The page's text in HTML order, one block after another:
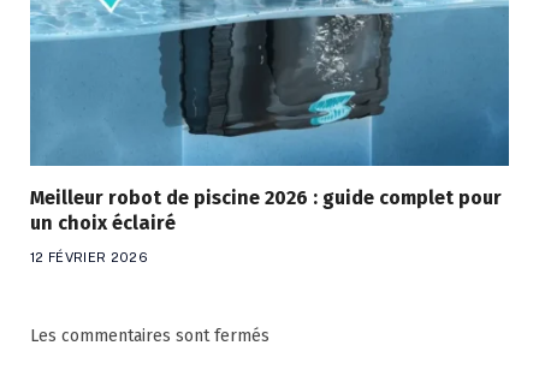
Meilleur robot de piscine 2026 : guide complet pour
un choix éclairé
12 FÉVRIER 2026
Les commentaires sont fermés